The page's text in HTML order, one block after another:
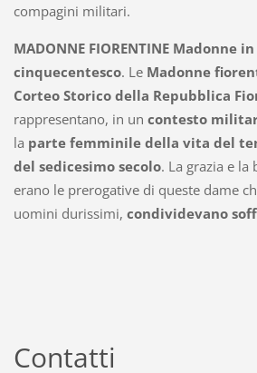
compagini militari.
MADONNE FIORENTINE Madonne
cinquecentesco. Le Madonne
Corteo Storico della Repubblica
rappresentano, in un contesto
la parte femminile della vita del
del sedicesimo secolo. La grazia e la
erano le prerogative di queste dame
uomini durissimi, condividevano
Contatti